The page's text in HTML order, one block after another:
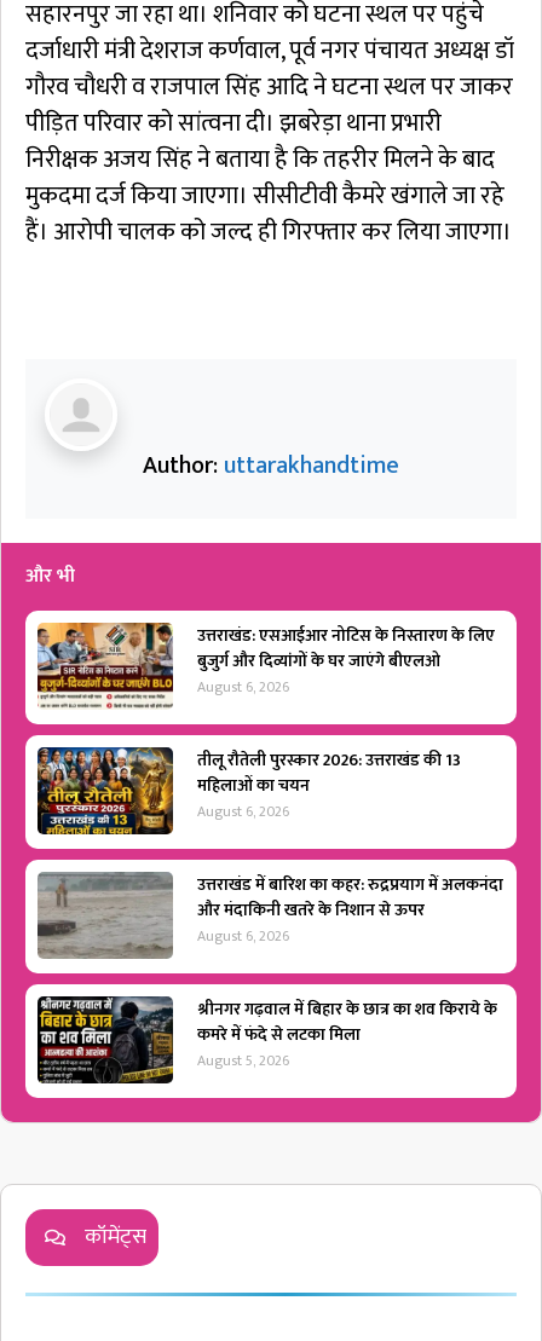
सहारनपुर जा रहा था। शनिवार को घटना स्थल पर पहुंचे
दर्जाधारी मंत्री देशराज कर्णवाल, पूर्व नगर पंचायत अध्यक्ष डॉ
गौरव चौधरी व राजपाल सिंह आदि ने घटना स्थल पर जाकर
पीड़ित परिवार को सांत्वना दी। झबरेड़ा थाना प्रभारी
निरीक्षक अजय सिंह ने बताया है कि तहरीर मिलने के बाद
मुकदमा दर्ज किया जाएगा। सीसीटीवी कैमरे खंगाले जा रहे
हैं। आरोपी चालक को जल्द ही गिरफ्तार कर लिया जाएगा।
Author:uttarakhandtime
और भी
उत्तराखंड: एसआईआर नोटिस के निस्तारण के लिए
बुजुर्ग और दिव्यांगों के घर जाएंगे बीएलओ
August 6, 2026
तीलू रौतेली पुरस्कार 2026: उत्तराखंड की 13
महिलाओं का चयन
August 6, 2026
उत्तराखंड में बारिश का कहर: रुद्रप्रयाग में अलकनंदा
और मंदाकिनी खतरे के निशान से ऊपर
August 6, 2026
श्रीनगर गढ़वाल में बिहार के छात्र का शव किराये के
कमरे में फंदे से लटका मिला
August 5, 2026
कॉमेंट्स